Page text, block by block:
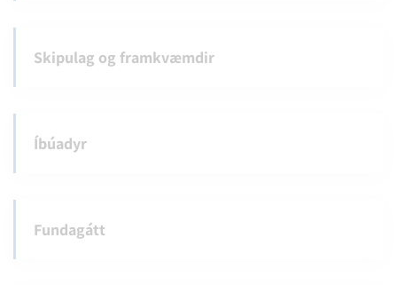
Skipulag og framkvæmdir
Íbúadyr
Fundagátt